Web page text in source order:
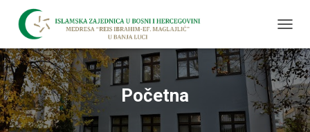
O
G
G
L
E
N
A
Početna